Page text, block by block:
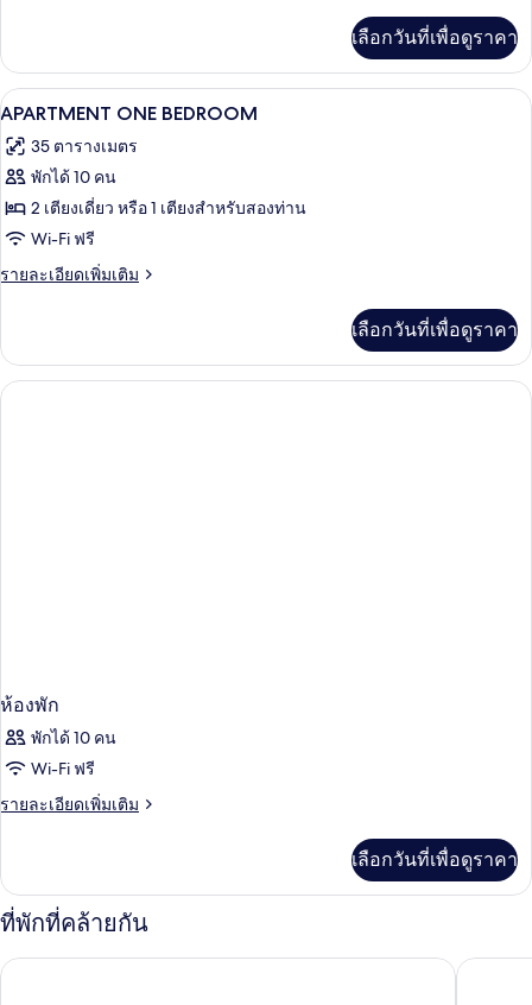
เกี่ยว
กับ
One
Apartment
เลือกวันที่เพื่อดูราคา
เปิด
ภาพถ่าย
ทั้งหมด
ของ
APARTMENT
ONE
โต๊ะทำงาน, ห้องเก็บเสียง, Wi-Fi ฟรี, ผ้
1
APARTMENT ONE BEDROOM
35 ตารางเมตร
พักได้ 10 คน
2 เตียงเดี่ยว หรือ 1 เตียงสำหรับสองท่าน
Wi-Fi ฟรี
รายละเอียดเพิ่มเติม
ราย
เกี่ยว
กับ
APARTMENT
เลือกวันที่เพื่อดูราคา
ห้องพัก
พักได้ 10 คน
Wi-Fi ฟรี
รายละเอียดเพิ่มเติม
ราย
เกี่ยว
กับ
ห้อง
พัก
เลือกวันที่เพื่อดูราคา
ที่พักที่คล้ายกัน
เดอะ เฟรย์ รีสอร์ต บาย มาริสซอล A.